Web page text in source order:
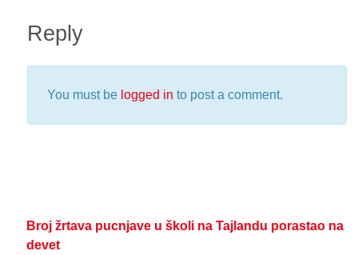
Reply
You must be logged in to post a comment.
Broj žrtava pucnjave u školi na Tajlandu porastao na
devet